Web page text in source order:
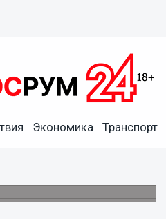
Экономика Транспорт
3 и 4